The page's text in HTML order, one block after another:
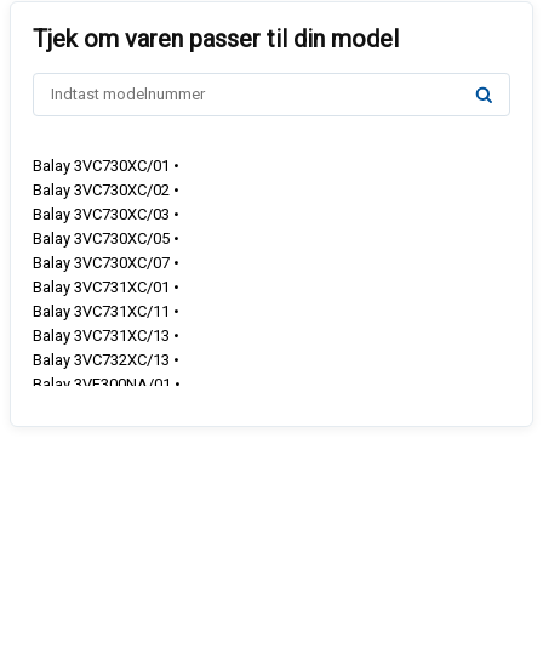
Balay 3VC730XC/01 •
Balay 3VC730XC/02 •
Balay 3VC730XC/03 •
Balay 3VC730XC/05 •
Balay 3VC730XC/07 •
Balay 3VC731XC/01 •
Balay 3VC731XC/11 •
Balay 3VC731XC/13 •
Balay 3VC732XC/13 •
Balay 3VF300NA/01 •
Balay 3VF300NP/02 •